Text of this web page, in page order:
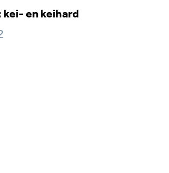
en keihard